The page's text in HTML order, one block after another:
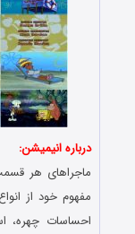
درباره انیمیشن:
ماجراهای هر
مفهوم خود از
احساسات چهره،